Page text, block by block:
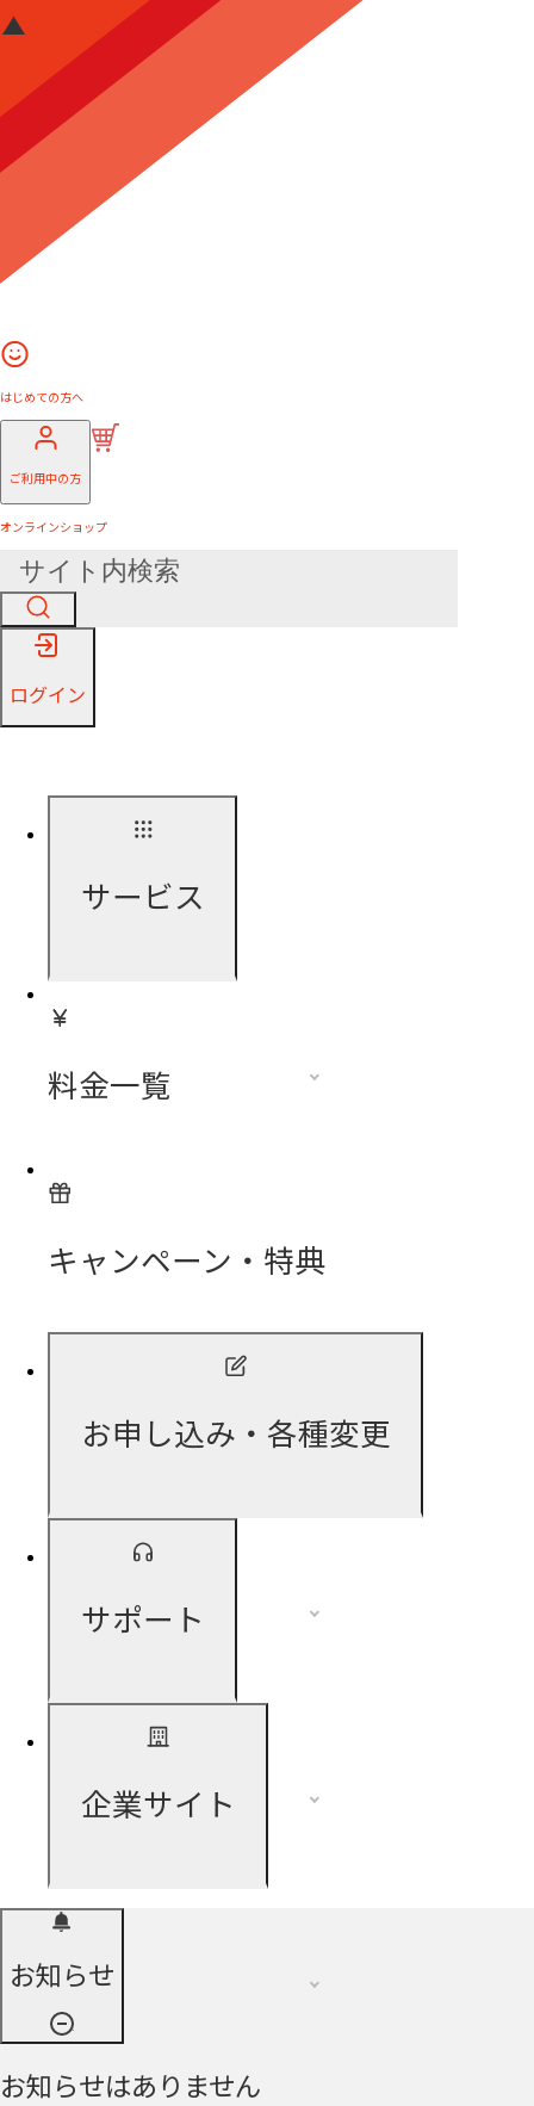
はじめての方へ
ご利用中の方
オンラインショップ
ログイン
サービス
料金一覧
キャンペーン・特典
お申し込み・各種変更
サポート
企業サイト
お知らせ
お知らせはありません